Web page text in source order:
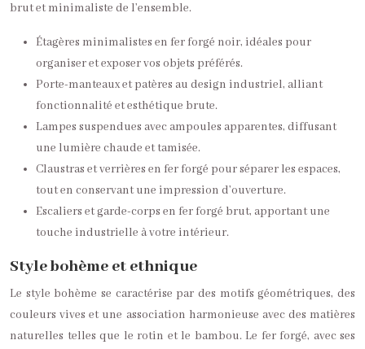
brut et minimaliste de l’ensemble.
Étagères minimalistes en fer forgé noir, idéales pour
organiser et exposer vos objets préférés.
Porte-manteaux et patères au design industriel, alliant
fonctionnalité et esthétique brute.
Lampes suspendues avec ampoules apparentes, diffusant
une lumière chaude et tamisée.
Claustras et verrières en fer forgé pour séparer les espaces,
tout en conservant une impression d’ouverture.
Escaliers et garde-corps en fer forgé brut, apportant une
touche industrielle à votre intérieur.
Style bohème et ethnique
Le style bohème se caractérise par des motifs géométriques, des
couleurs vives et une association harmonieuse avec des matières
naturelles telles que le rotin et le bambou. Le fer forgé, avec ses